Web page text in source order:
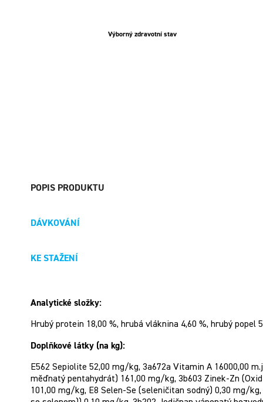
Výborný zdravotní stav
POPIS PRODUKTU
DÁVKOVÁNÍ
KE STAŽENÍ
Analytické složky:
Hrubý protein 18,00 %, hrubá vláknina 4,60 %, hrubý popel
Doplňkové látky (na kg):
E562 Sepiolite 52,00 mg/kg, 3a672a Vitamin A 16000,00
měďnatý pentahydrát) 161,00 mg/kg, 3b603 Zinek-Zn
101,00 mg/kg, E8 Selen-Se (seleničitan sodný) 0,30 mg/